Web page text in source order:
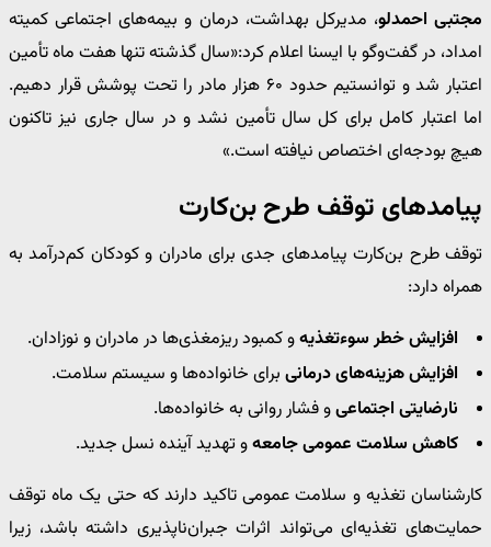
مجتبی احمدلو، مدیرکل بهداشت، درمان و بیمه‌های اجتماعی کمیته
امداد، در گفت‌وگو با ایسنا اعلام کرد:«سال گذشته تنها هفت ماه تأمین
اعتبار شد و توانستیم حدود ۶۰ هزار مادر را تحت پوشش قرار دهیم.
اما اعتبار کامل برای کل سال تأمین نشد و در سال جاری نیز تاکنون
هیچ بودجه‌ای اختصاص نیافته است.»
پیامدهای توقف طرح بن‌کارت
توقف طرح بن‌کارت پیامدهای جدی برای مادران و کودکان کم‌درآمد به
همراه دارد:
افزایش خطر سوءتغذیهو کمبود ریزمغذی‌ها در مادران و نوزادان.
افزایش هزینه‌های درمانی برای خانواده‌ها و سیستم سلامت.
نارضایتی اجتماعیو فشار روانی به خانواده‌ها.
کاهش سلامت عمومی جامعهو تهدید آینده نسل جدید.
کارشناسان تغذیه و سلامت عمومی تاکید دارند که حتی یک ماه توقف
حمایت‌های تغذیه‌ای می‌تواند اثرات جبران‌ناپذیری داشته باشد، زیرا